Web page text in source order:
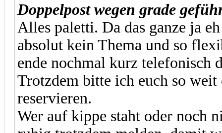
Doppelpost wegen grade
Alles paletti. Da das ganze ja
absolut kein Thema und so
ende nochmal kurz telefonisch
Trotzdem bitte ich euch so
reservieren.
Wer auf kippe staht oder noch